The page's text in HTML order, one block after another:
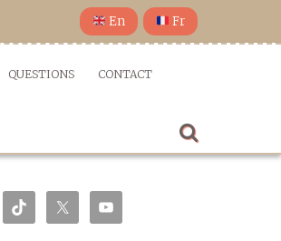
En Fr
QUESTIONS CONTACT